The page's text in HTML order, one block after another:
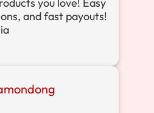
you love! Easy
and fast payouts!